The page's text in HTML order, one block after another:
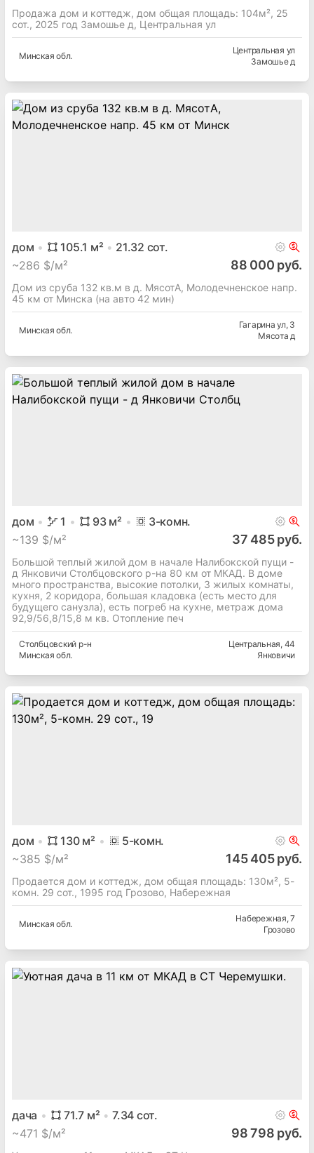
Продажа дом и коттедж, дом общая площадь: 104м², 25
сот., 2025 год Замошье д, Центральная ул
Минская обл.
Центральная ул
Замошье д
дом 105.1 м² 21.32 сот.
~286 $/м² 88 000 руб.
Дом из сруба 132 кв.м в д. МясотА, Молодечненское напр.
45 км от Минска (на авто 42 мин)
Минская обл.
Гагарина ул, 3
Мясота д
дом 1 93м² 3-комн.
~139 $/м² 37 485 руб.
Большой теплый жилой дом в начале Налибокской пущи -
д Янковичи Столбцовского р-на 80 км от МКАД. В доме
много пространства, высокие потолки, 3 жилых комнаты,
кухня, 2 коридора, большая кладовка (есть место для
будущего санузла), есть погреб на кухне, метраж дома
92,9/56,8/15,8 м кв. Отопление печ
Столбцовский р-н
Минская обл.
Центральная, 44
Янковичи
дом 130м² 5-комн.
~385 $/м² 145 405 руб.
Продается дом и коттедж, дом общая площадь: 130м², 5-
комн. 29 сот., 1995 год Грозово, Набережная
Минская обл.
Набережная, 7
Грозово
дача 71.7 м² 7.34 сот.
~471 $/м² 98 798 руб.